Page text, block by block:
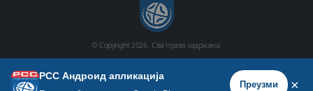
© Copyright2026 . Сва права задржана.
Почетна Историја Фото галерија Видео галерија
РСС Андроид апликација
Преузми ×